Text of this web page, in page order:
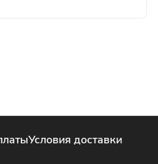
Условия доставки